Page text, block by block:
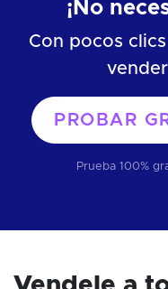
¡No
Con pocos
PROBAR
Prueba 100%